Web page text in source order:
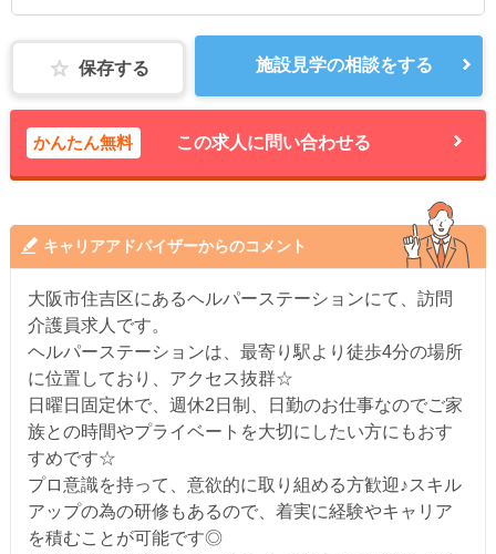
保存する 施設見学の相談をする
かんたん無料 この求人に問い合わせる
キャリアアドバイザーからのコメント
大阪市住吉区にあるヘルパーステーションにて、訪問
介護員求人です。
ヘルパーステーションは、最寄り駅より徒歩4分の場所
に位置しており、アクセス抜群☆
日曜日固定休で、週休2日制、日勤のお仕事なのでご家
族との時間やプライベートを大切にしたい方にもおす
すめです☆
プロ意識を持って、意欲的に取り組める方歓迎♪スキル
アップの為の研修もあるので、着実に経験やキャリア
を積むことが可能です◎